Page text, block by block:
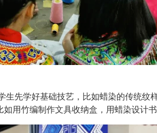
生先学好基础技艺，比如蜡染的传统纹
用竹编制作文具收纳盒，用蜡染设计